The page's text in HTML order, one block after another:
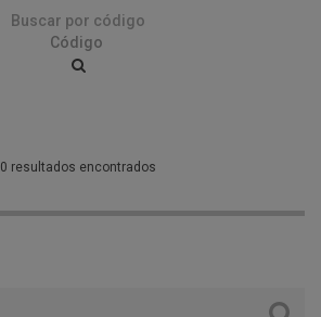
Buscar por código
0 resultados encontrados